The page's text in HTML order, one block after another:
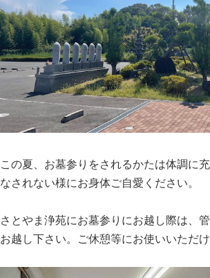
この夏、お墓参りをされるかたは体調に
なされない様にお身体ご自愛ください。
さとやま浄苑にお墓参りにお越し際は、
お越し下さい。ご休憩等にお使いいただけ